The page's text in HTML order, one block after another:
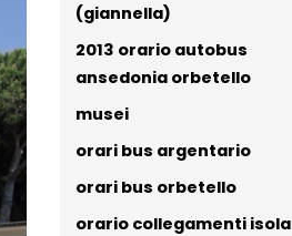
(giannella)
2013 orario autobus
ansedonia orbetello
musei
orari bus argentario
orari bus orbetello
orario collegamenti isola